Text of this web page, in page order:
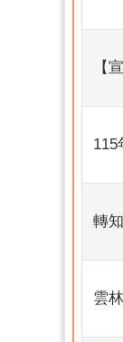
【
115
轉
雲